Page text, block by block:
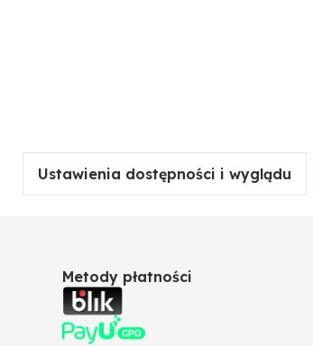
Ustawienia dostępności i wyglądu
Metody płatności